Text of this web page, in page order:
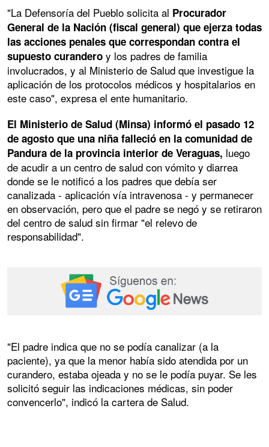
"La Defensoría del Pueblo solicita al Procurador
General de la Nación (fiscal general) que ejerza todas
las acciones penales que correspondan contra el
supuesto curandero y los padres de familia
involucrados, y al Ministerio de Salud que investigue la
aplicación de los protocolos médicos y hospitalarios en
este caso", expresa el ente humanitario.
El Ministerio de Salud (Minsa) informó el pasado 12
de agosto que una niña falleció en la comunidad de
Pandura de la provincia interior de Veraguas, luego
de acudir a un centro de salud con vómito y diarrea
donde se le notificó a los padres que debía ser
canalizada - aplicación vía intravenosa - y permanecer
en observación, pero que el padre se negó y se retiraron
del centro de salud sin firmar "el relevo de
responsabilidad".
"El padre indica que no se podía canalizar (a la
paciente), ya que la menor había sido atendida por un
curandero, estaba ojeada y no se le podía puyar. Se les
solicitó seguir las indicaciones médicas, sin poder
convencerlo", indicó la cartera de Salud.